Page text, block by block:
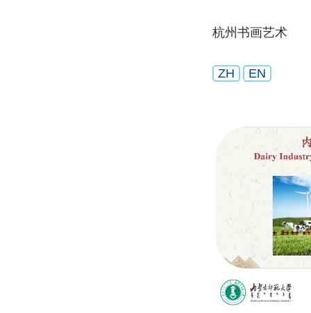
杭州书画艺术
ZH EN